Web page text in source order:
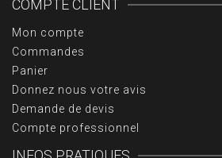
COMPTE CLIENT
Mon compte
Commandes
Panier
Donnez nous votre avis
Demande de devis
Compte professionnel